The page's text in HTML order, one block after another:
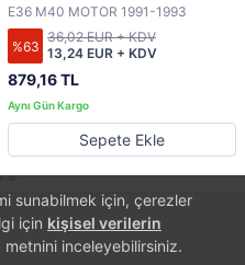
sunabilmek için, çerezler
için kişisel verilerin
metnini inceleyebilirsiniz.
E36 M40 MOTOR 1991-1993
%63
879,16 TL
13,24 EUR + KDV
36,02 EUR + KDV
Sepete Ekle